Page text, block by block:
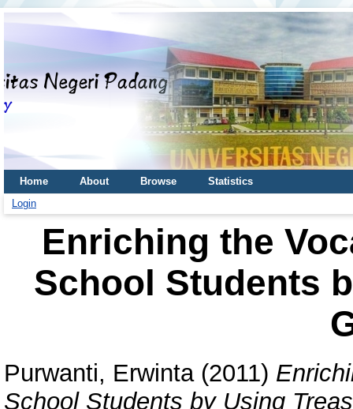
Home About Browse
Statistics
Login
Enriching the
School Students
Purwanti, Erwinta(2011)
School Students by Using